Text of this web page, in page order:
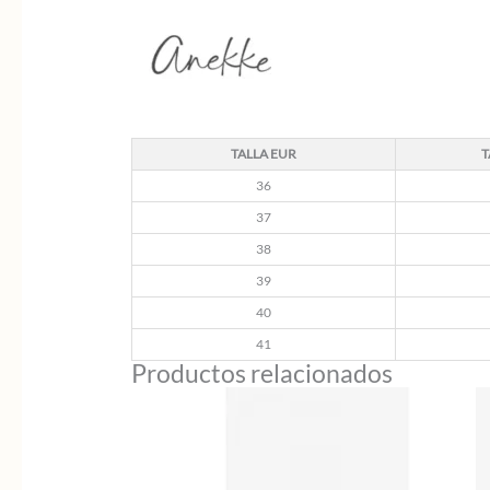
TALLA EUR
36
37
38
39
40
41
Productos relacionados